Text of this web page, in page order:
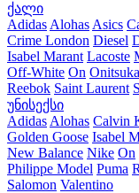
ქალი
Adidas Alohas Asics
Crime London Diesel
Isabel Marant Lacoste
Off-White On
Reebok Saint Laurent
უნისექსი
Adidas Alohas Calvin
Golden Goose Isabel
New Balance Nike On
Philippe Model Puma
Salomon Valentino